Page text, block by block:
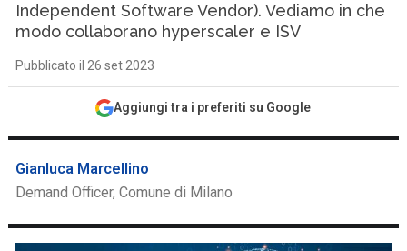
Independent Software Vendor). Vediamo in che
modo collaborano hyperscaler e ISV
Pubblicato il 26 set 2023
Aggiungi tra i preferiti su Google
Gianluca Marcellino
Demand Officer, Comune di Milano